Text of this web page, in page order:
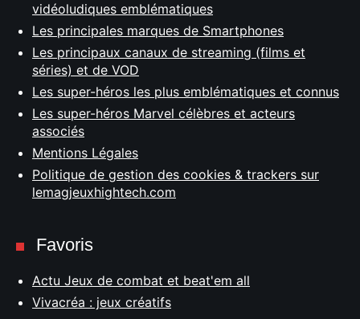
vidéoludiques emblématiques
Les principales marques de Smartphones
Les principaux canaux de streaming (films et
séries) et de VOD
Les super-héros les plus emblématiques et connus
Les super-héros Marvel célèbres et acteurs
associés
Mentions Légales
Politique de gestion des cookies & trackers sur
lemagjeuxhightech.com
Favoris
Actu Jeux de combat et beat'em all
Vivacréa : jeux créatifs